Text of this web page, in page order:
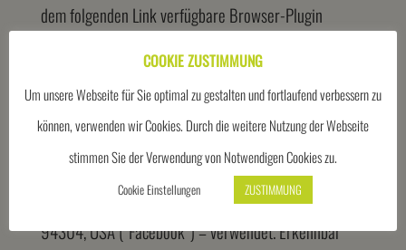
dem folgenden Link verfügbare Browser-Plugin
tools.google.com/dlpage/gaoptout
Netzwerkes facebook.com – betrieben von der
Facebook Inc., 1601 S. California Ave, Palo Alto, CA
94304, USA (“Facebook”) – verwendet. Erkennbar
COOKIE ZUSTIMMUNG
Um unsere Webseite für Sie optimal zu gestalten und fortlaufend verbessern zu
können, verwenden wir Cookies. Durch die weitere Nutzung der Webseite
stimmen Sie der Verwendung von Notwendigen Cookies zu.
Cookie Einstellungen ZUSTIMMUNG